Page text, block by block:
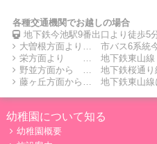
各種交通機関でお越しの場合
地下鉄今池駅9番出口より徒歩5
大曽根方面より… 市バス6系統
栄方面より … 地下鉄東山線
野並方面から … 地下鉄桜通り
藤ヶ丘方面から… 地下鉄東山線
幼稚園について知る
幼稚園概要